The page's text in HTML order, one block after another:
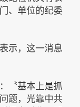
、单位的纪委
示，这一消息
〝基本上是抓
题，光靠中共